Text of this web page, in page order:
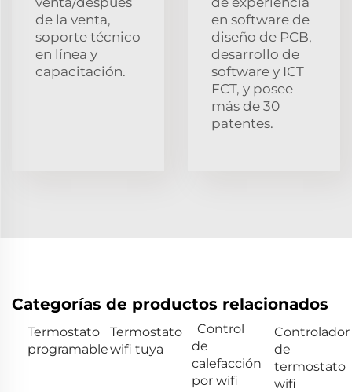
de la venta,
soporte técnico
en línea y
capacitación.
en software de
diseño de PCB,
desarrollo de
software y ICT
FCT, y posee
más de 30
patentes.
Categorías de productos relacionados
Termostato
programable
Termostato
wifi tuya
Control
de
calefacción
por wifi
Controlador
de
termostato
wifi